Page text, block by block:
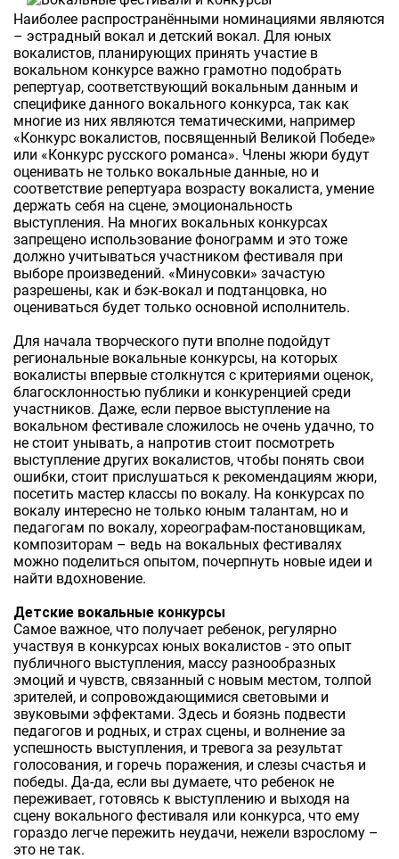
Наиболее распространёнными номинациями являются
– эстрадный вокал и детский вокал. Для юных
вокалистов, планирующих принять участие в
вокальном конкурсе важно грамотно подобрать
репертуар, соответствующий вокальным данным и
специфике данного вокального конкурса, так как
многие из них являются тематическими, например
«Конкурс вокалистов, посвященный Великой Победе»
или «Конкурс русского романса». Члены жюри будут
оценивать не только вокальные данные, но и
соответствие репертуара возрасту вокалиста, умение
держать себя на сцене, эмоциональность
выступления. На многих вокальных конкурсах
запрещено использование фонограмм и это тоже
должно учитываться участником фестиваля при
выборе произведений. «Минусовки» зачастую
разрешены, как и бэк-вокал и подтанцовка, но
оцениваться будет только основной исполнитель.
Для начала творческого пути вполне подойдут
региональные вокальные конкурсы, на которых
вокалисты впервые столкнутся с критериями оценок,
благосклонностью публики и конкуренцией среди
участников. Даже, если первое выступление на
вокальном фестивале сложилось не очень удачно, то
не стоит унывать, а напротив стоит посмотреть
выступление других вокалистов, чтобы понять свои
ошибки, стоит прислушаться к рекомендациям жюри,
посетить мастер классы по вокалу. На конкурсах по
вокалу интересно не только юным талантам, но и
педагогам по вокалу, хореографам-постановщикам,
композиторам – ведь на вокальных фестивалях
можно поделиться опытом, почерпнуть новые идеи и
найти вдохновение.
Детские вокальные конкурсы
Самое важное, что получает ребенок, регулярно
участвуя в конкурсах юных вокалистов - это опыт
публичного выступления, массу разнообразных
эмоций и чувств, связанный с новым местом, толпой
зрителей, и сопровождающимися световыми и
звуковыми эффектами. Здесь и боязнь подвести
педагогов и родных, и страх сцены, и волнение за
успешность выступления, и тревога за результат
голосования, и горечь поражения, и слезы счастья и
победы. Да-да, если вы думаете, что ребенок не
переживает, готовясь к выступлению и выходя на
сцену вокального фестиваля или конкурса, что ему
гораздо легче пережить неудачи, нежели взрослому –
это не так.